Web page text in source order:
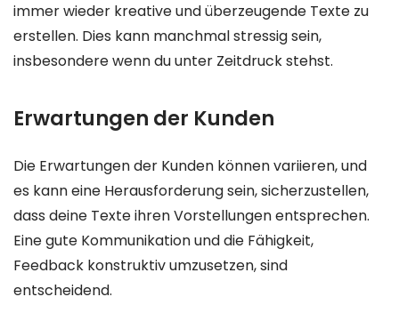
immer wieder kreative und überzeugende Texte zu
erstellen. Dies kann manchmal stressig sein,
insbesondere wenn du unter Zeitdruck stehst.
Erwartungen der Kunden
Die Erwartungen der Kunden können variieren, und
es kann eine Herausforderung sein, sicherzustellen,
dass deine Texte ihren Vorstellungen entsprechen.
Eine gute Kommunikation und die Fähigkeit,
Feedback konstruktiv umzusetzen, sind
entscheidend.